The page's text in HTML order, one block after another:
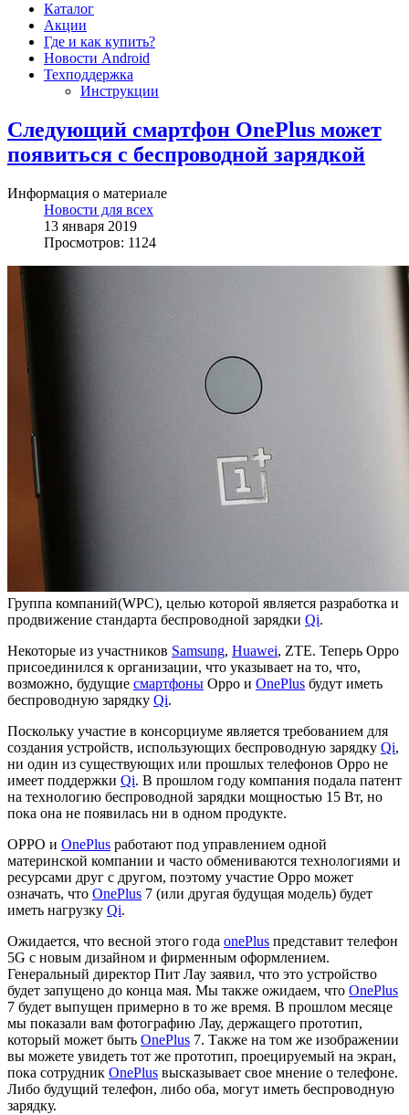
Каталог
Акции
Где и как купить?
Новости Android
Техподдержка
Инструкции
Следующий смартфон OnePlus может
появиться с беспроводной зарядкой
Информация о материале
Новости для всех
13 января 2019
Просмотров: 1124
Группа компаний(WPC), целью которой является разработка и
продвижение стандарта беспроводной зарядки Qi.
Некоторые из участников Samsung, Huawei, ZTE. Теперь Oppo
присоединился к организации, что указывает на то, что,
возможно, будущие смартфоны Oppo и OnePlus будут иметь
беспроводную зарядку Qi.
Поскольку участие в консорциуме является требованием для
создания устройств, использующих беспроводную зарядку Qi,
ни один из существующих или прошлых телефонов Oppo не
имеет поддержки Qi. В прошлом году компания подала патент
на технологию беспроводной зарядки мощностью 15 Вт, но
пока она не появилась ни в одном продукте.
OPPO и OnePlus работают под управлением одной
материнской компании и часто обмениваются технологиями и
ресурсами друг с другом, поэтому участие Oppo может
означать, что OnePlus 7 (или другая будущая модель) будет
иметь нагрузку Qi.
Ожидается, что весной этого года onePlus представит телефон
5G с новым дизайном и фирменным оформлением.
Генеральный директор Пит Лау заявил, что это устройство
будет запущено до конца мая. Мы также ожидаем, что OnePlus
7 будет выпущен примерно в то же время. В прошлом месяце
мы показали вам фотографию Лау, держащего прототип,
который может быть OnePlus 7. Также на том же изображении
вы можете увидеть тот же прототип, проецируемый на экран,
пока сотрудник OnePlus высказывает свое мнение о телефоне.
Либо будущий телефон, либо оба, могут иметь беспроводную
зарядку.